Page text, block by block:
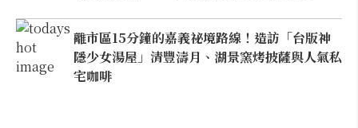
離市區15分鐘的嘉義祕境路線！造訪「台版神
隱少女湯屋」清豐濤月、湖景窯烤披薩與人氣私
宅咖啡